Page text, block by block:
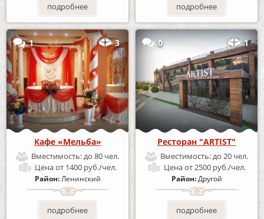
подробнее подробнее
1 3
Кафе «Мельба»
Вместимость:до 80 чел.
Ценаот 1400 руб./чел.
Район:Ленинский
подробнее
0 1
Ресторан "ARTIST"
Вместимость:до 20 чел.
Ценаот 2500 руб./чел.
Район:Другой
подробнее